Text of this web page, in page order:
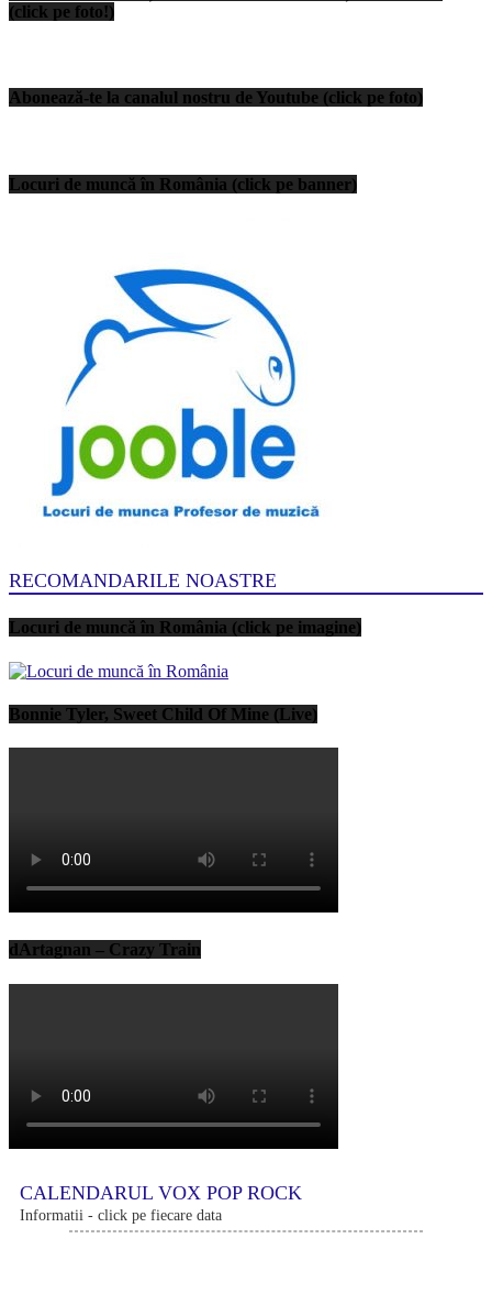
(click pe foto!)
Abonează-te la canalul nostru de Youtube (click pe foto)
Locuri de muncă în România (click pe banner)
RECOMANDARILE NOASTRE
Locuri de muncă în România (click pe imagine)
Bonnie Tyler, Sweet Child Of Mine (Live)
dArtagnan – Crazy Train
CALENDARUL VOX POP ROCK
Informatii - click pe fiecare data